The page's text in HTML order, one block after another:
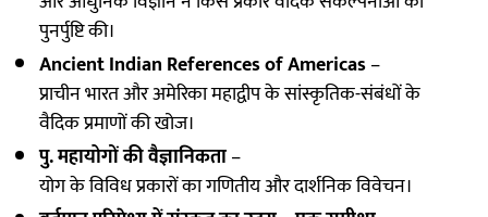
पुनर्पुष्टि की।
Ancient Indian References of Americas–
प्राचीन भारत और अमेरिका महाद्वीप के सांस्कृतिक-संबंधों के
वैदिक प्रमाणों की खोज।
पु. महायोगों की वैज्ञानिकता–
योग के विविध प्रकारों का गणितीय और दार्शनिक विवेचन।